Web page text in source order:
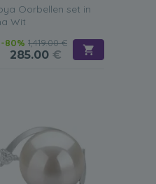
Oorbellen set in
Wit
-80% 1,419.00 €
285.00 €